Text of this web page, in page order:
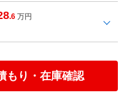
.6 万円
もり・在庫確認